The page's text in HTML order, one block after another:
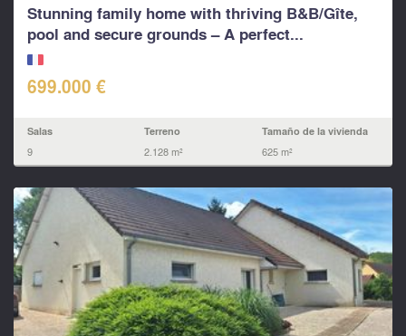
Stunning family home with thriving B&B/Gîte,
pool and secure grounds – A perfect...
699.000 €
Salas
9
Terreno
2.128 m²
Tamaño de la vivienda
625 m²